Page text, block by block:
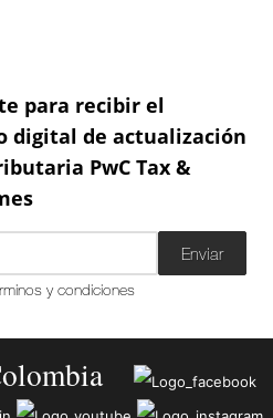
para recibir el
digital de actualización
PwC Tax &
Enviar
y condiciones